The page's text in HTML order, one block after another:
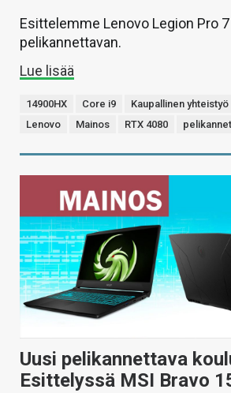
Esittelemme Lenovo Legion Pro
pelikannettavan.
Lue lisää
14900HX Core i9 Kaupallinen yhteistyö
Lenovo
Mainos RTX 4080
Uusi pelikannettava
Esittelyssä MSI Bravo